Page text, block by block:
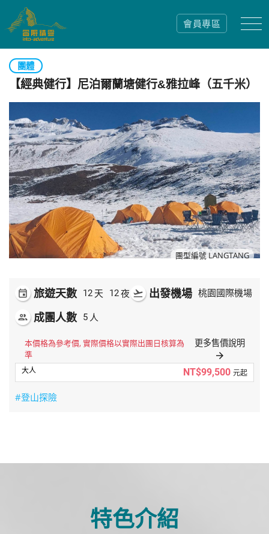
會員專區
團體
【經典健行】尼泊爾蘭塘健行&雅拉峰（五千米）
團型編號 LANGTANG
event 旅遊天數 12 天 12夜
people 成團人數 5 人
flight_takeoff 出發機場 桃園國際機場
本價格為參考價, 實際價格以實際出團日核算為
準
更多售價說明
arrow_forward
NT$99,500 元起
#登山探險
特色介紹